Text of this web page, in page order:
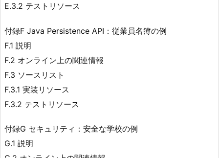
E.3.2 テストリソース
付録F Java Persistence API：従業員名簿の例
F.1 説明
F.2 オンライン上の関連情報
F.3 ソースリスト
F.3.1 実装リソース
F.3.2 テストリソース
付録G セキュリティ：安全な学校の例
G.1 説明